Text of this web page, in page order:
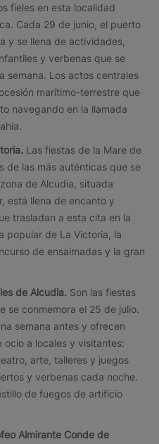
fieles en esta localidad
Cada 29 de junio, el puerto
y se llena de actividades,
y verbenas que se
semana. Los actos centrales
marítimo-terrestre que
navegando en la llamada
Las fiestas de la Mare de
de las más auténticas que se
de Alcudia, situada
está llena de encanto y
trasladan a esta cita en la
popular de La Victoria, la
de ensaimadas y la gran
de Alcudia. Son las fiestas
se conmemora el 25 de julio.
semana antes y ofrecen
a locales y visitantes:
arte, talleres y juegos
y verbenas cada noche.
de fuegos de artificio
Almirante Conde de